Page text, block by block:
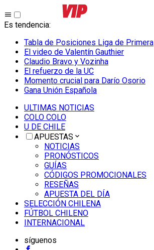
Es tendencia:
Tabla de Posiciones Liga de Primera
El video de Valentín Gauthier
Claudio Bravo y Vozinha
El refuerzo de la UC
Momento crucial para Darío Osorio
Gana Unión Española
ULTIMAS NOTICIAS
COLO COLO
U DE CHILE
APUESTAS
NOTICIAS
PRONÓSTICOS
GUÍAS
CÓDIGOS PROMOCIONALES
RESEÑAS
APUESTA DEL DÍA
SELECCIÓN CHILENA
FÚTBOL CHILENO
INTERNACIONAL
síguenos